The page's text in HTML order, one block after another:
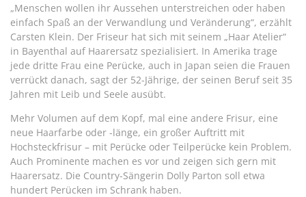
„Menschen wollen ihr Aussehen unterstreichen oder haben
einfach Spaß an der Verwandlung und Veränderung“, erzählt
Carsten Klein. Der Friseur hat sich mit seinem „Haar Atelier“
in Bayenthal auf Haarersatz spezialisiert. In Amerika trage
jede dritte Frau eine Perücke, auch in Japan seien die Frauen
verrückt danach, sagt der 52-Jährige, der seinen Beruf seit 35
Jahren mit Leib und Seele ausübt.
Mehr Volumen auf dem Kopf, mal eine andere Frisur, eine
neue Haarfarbe oder -länge, ein großer Auftritt mit
Hochsteckfrisur – mit Perücke oder Teilperücke kein Problem.
Auch Prominente machen es vor und zeigen sich gern mit
Haarersatz. Die Country-Sängerin Dolly Parton soll etwa
hundert Perücken im Schrank haben.